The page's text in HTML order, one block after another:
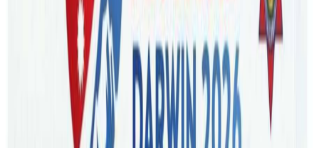
ब्रिजबेन । अष्ट्रेलियामा बसोबास गर्दैआएका नेपाली समुदाय माझ
चर्चित मल्टी डाईनामिक रियल स्टेटले ब्रिजबेन शहरमा आफ्नो नयाँ
शाखा विस्तार गरेको छ । सन् २०३२ को ओलम्पिक आयोजना स्थल
रहेको नर्थ ब्रिजबेनको फिट्जगिब्बन शहरमा विस्तार गरिएको
कार्यालयको कुईन्सल्याण्ड राज्यका पर्यटन मन्त्री स्टरलिंङ हिचलिफले